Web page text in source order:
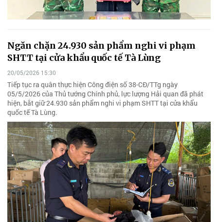
Ngăn chặn 24.930 sản phẩm nghi vi phạm
SHTT tại cửa khẩu quốc tế Tà Lùng
20/05/2026 15:30
Tiếp tục ra quân thực hiện Công điện số 38-CĐ/TTg ngày
05/5/2026 của Thủ tướng Chính phủ, lực lượng Hải quan đã phát
hiện, bắt giữ 24.930 sản phẩm nghi vi phạm SHTT tại cửa khẩu
quốc tế Tà Lùng.